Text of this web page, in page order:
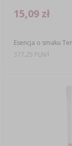
Esencja o smaku
15,09 zł
377,25 PLN/l